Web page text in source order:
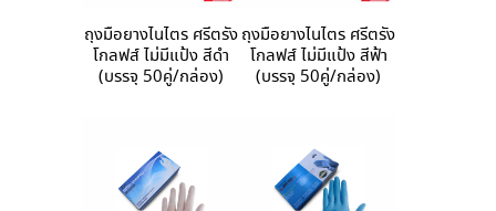
ถุงมือยางไนไตร ศรีตรัง
โกลฟส์ ไม่มีแป้ง สีดำ
(บรรจุ 50คู่/กล่อง)
ถุงมือยางไนไตร ศรีตรัง
โกลฟส์ ไม่มีแป้ง สีฟ้า
(บรรจุ 50คู่/กล่อง)